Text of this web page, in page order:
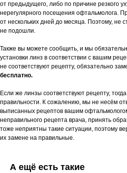
от предыдущего, либо по причине резкого
нерегулярного посещения офтальмолога.
от нескольких дней до месяца. Поэтому, не
не подошли.
Также вы можете сообщить, и мы
установки линз в соответствии с вашим
не соответствуют рецепту, обязательно
бесплатно.
Если же линзы соответствуют рецепту,
правильности. К сожалению, мы не несём
выписанных рецептов вашим
неправильного рецепта врача, принять
тоже неприятны такие ситуации, поэтому
их замене на правильные.
А ещё есть такие